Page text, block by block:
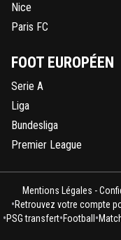
Nice
Paris FC
FOOT EUROPÉEN
Serie A
Liga
Bundesliga
Premier League
Mentions Légales -
•Retrouvez votre compte
•PSG transfert•Football •